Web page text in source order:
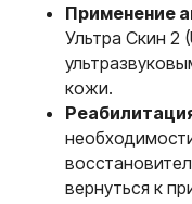
Применение
Ультра Скин 2
кожи.
вернуться к
Что такое
лифтинг?